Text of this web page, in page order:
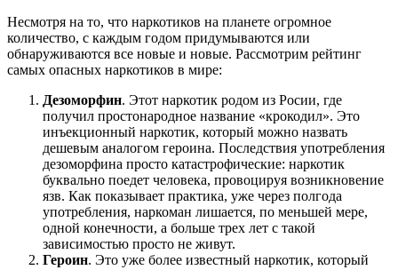
Несмотря на то, что наркотиков на планете огромное
количество, с каждым годом придумываются или
обнаруживаются все новые и новые. Рассмотрим рейтинг
самых опасных наркотиков в мире:
Дезоморфин. Этот наркотик родом из Росии, где
получил простонародное название «крокодил». Это
инъекционный наркотик, который можно назвать
дешевым аналогом героина. Последствия употребления
дезоморфина просто катастрофические: наркотик
буквально поедет человека, провоцируя возникновение
язв. Как показывает практика, уже через полгода
употребления, наркоман лишается, по меньшей мере,
одной конечности, а больше трех лет с такой
зависимостью просто не живут.
Героин. Это уже более известный наркотик, который